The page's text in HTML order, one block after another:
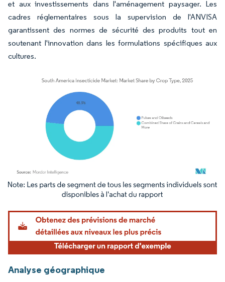
et aux investissements dans l'aménagement paysager. Les
cadres réglementaires sous la supervision de l'ANVISA
garantissent des normes de sécurité des produits tout en
soutenant l'innovation dans les formulations spécifiques aux
cultures.
Image © Mordor Intelligence. La réutilisation nécessite une attribution sous CC BY
Analyse géographique